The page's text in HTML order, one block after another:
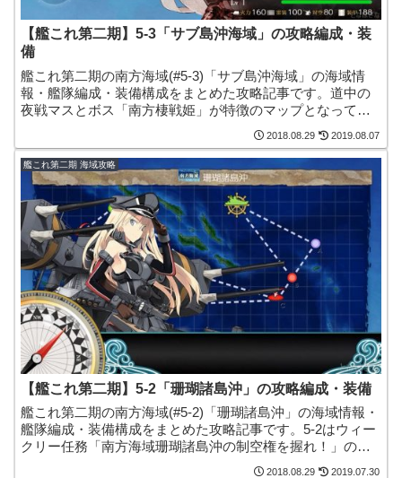
【艦これ第二期】5-3「サブ島沖海域」の攻略編成・装
備
艦これ第二期の南方海域(#5-3)「サブ島沖海域」の海域情
報・艦隊編成・装備構成をまとめた攻略記事です。道中の
夜戦マスとボス「南方棲戦姫」が特徴のマップとなってい
2018.08.29 2019.08.07
艦これ第二期 海域攻略
【艦これ第二期】5-2「珊瑚諸島沖」の攻略編成・装備
艦これ第二期の南方海域(#5-2)「珊瑚諸島沖」の海域情報・
艦隊編成・装備構成をまとめた攻略記事です。5-2はウィー
クリー任務「南方海域珊瑚諸島沖の制空権を握れ！」の任
2018.08.29 2019.07.30